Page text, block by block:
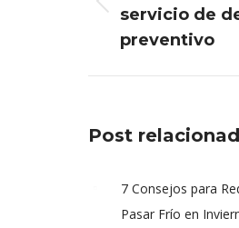
Previous
post:
servicio de
preventivo
Post
7 Consejos para
Pasar Frío en